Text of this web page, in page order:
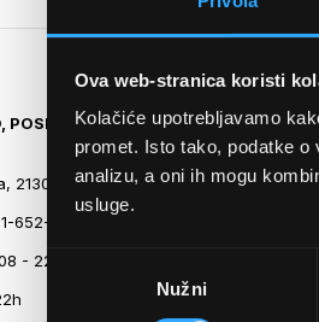
Ova web-stranica koristi
Kolačiće upotrebljavamo
promet. Isto tako, podatke
analizu, a oni ih mogu
usluge.
Odabir
Nužni
POSLOVNICA 1
21300 Makarska
652-102
- 22h,
SITEMAP
O nama
Optika